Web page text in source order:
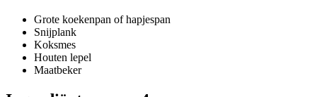
Grote koekenpan of hapjespan
Snijplank
Koksmes
Houten lepel
Maatbeker